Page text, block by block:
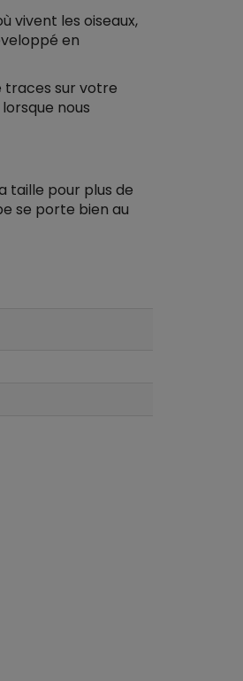
vivent les oiseaux,
en
traces sur votre
nous
taille pour plus de
se porte bien au